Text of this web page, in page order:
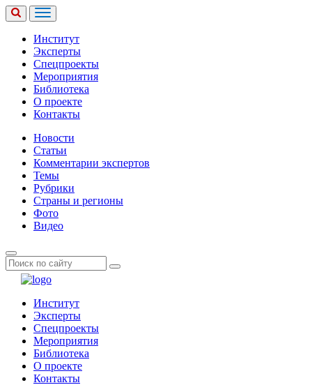
Институт
Эксперты
Спецпроекты
Мероприятия
Библиотека
О проекте
Контакты
Новости
Статьи
Комментарии экспертов
Темы
Рубрики
Страны и регионы
Фото
Видео
Институт
Эксперты
Спецпроекты
Мероприятия
Библиотека
О проекте
Контакты